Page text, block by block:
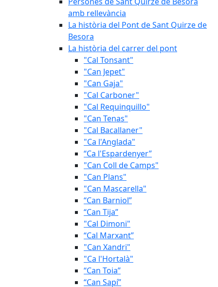
amb rellevància
La història del Pont de Sant Quirze de
Besora
La història del carrer del pont
"Cal Tonsant"
"Can Jepet"
"Can Gaja"
"Cal Carboner"
"Cal Requinquillo"
"Can Tenas"
"Cal Bacallaner"
"Ca l'Anglada"
“Ca l'Espardenyer”
"Can Coll de Camps"
"Can Plans"
"Can Mascarella"
“Can Barniol”
“Can Tija”
"Cal Dimoni"
“Cal Marxant”
"Can Xandri"
"Ca l'Hortalà"
“Can Toia”
“Can Sapí”